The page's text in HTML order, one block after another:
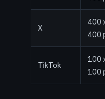
X
400
400
TikTok
100
100